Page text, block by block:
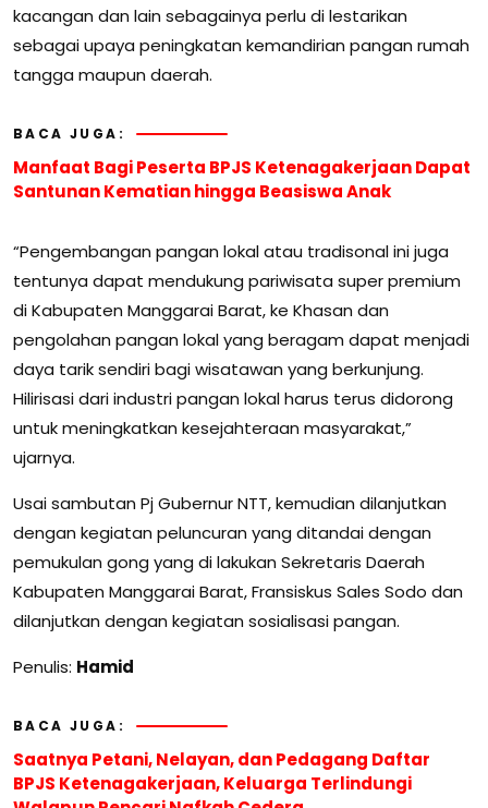
kacangan dan lain sebagainya perlu di lestarikan
sebagai upaya peningkatan kemandirian pangan rumah
tangga maupun daerah.
BACA JUGA:
Manfaat Bagi Peserta BPJS Ketenagakerjaan Dapat
Santunan Kematian hingga Beasiswa Anak
“Pengembangan pangan lokal atau tradisonal ini juga
tentunya dapat mendukung pariwisata super premium
di Kabupaten Manggarai Barat, ke Khasan dan
pengolahan pangan lokal yang beragam dapat menjadi
daya tarik sendiri bagi wisatawan yang berkunjung.
Hilirisasi dari industri pangan lokal harus terus didorong
untuk meningkatkan kesejahteraan masyarakat,”
ujarnya.
Usai sambutan Pj Gubernur NTT, kemudian dilanjutkan
dengan kegiatan peluncuran yang ditandai dengan
pemukulan gong yang di lakukan Sekretaris Daerah
Kabupaten Manggarai Barat, Fransiskus Sales Sodo dan
dilanjutkan dengan kegiatan sosialisasi pangan.
Penulis: Hamid
BACA JUGA:
Saatnya Petani, Nelayan, dan Pedagang Daftar
BPJS Ketenagakerjaan, Keluarga Terlindungi